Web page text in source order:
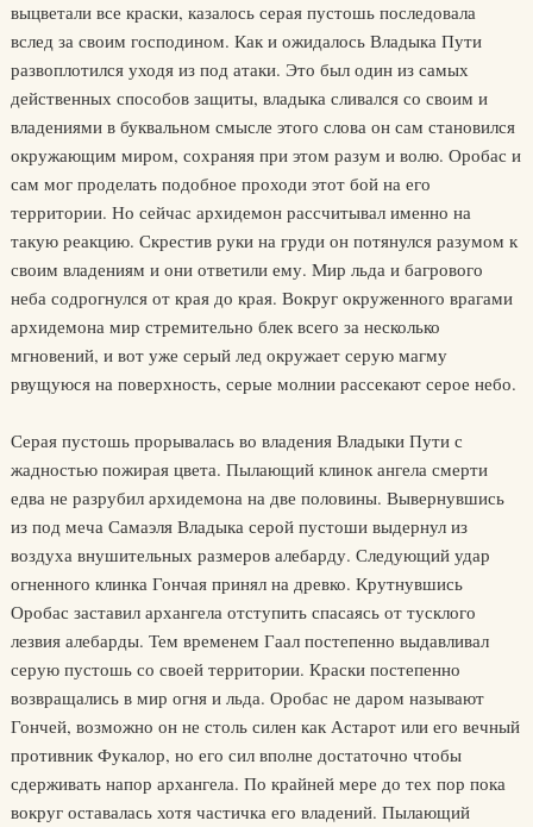
выцветали все краски, казалось серая пустошь последовала
вслед за своим господином. Как и ожидалось Владыка Пути
развоплотился уходя из под атаки. Это был один из самых
действенных способов защиты, владыка сливался со своим и
владениями в буквальном смысле этого слова он сам становился
окружающим миром, сохраняя при этом разум и волю. Оробас и
сам мог проделать подобное проходи этот бой на его
территории. Но сейчас архидемон рассчитывал именно на
такую реакцию. Скрестив руки на груди он потянулся разумом к
своим владениям и они ответили ему. Мир льда и багрового
неба содрогнулся от края до края. Вокруг окруженного врагами
архидемона мир стремительно блек всего за несколько
мгновений, и вот уже серый лед окружает серую магму
рвущуюся на поверхность, серые молнии рассекают серое небо.
Серая пустошь прорывалась во владения Владыки Пути с
жадностью пожирая цвета. Пылающий клинок ангела смерти
едва не разрубил архидемона на две половины. Вывернувшись
из под меча Самаэля Владыка серой пустоши выдернул из
воздуха внушительных размеров алебарду. Следующий удар
огненного клинка Гончая принял на древко. Крутнувшись
Оробас заставил архангела отступить спасаясь от тусклого
лезвия алебарды. Тем временем Гаал постепенно выдавливал
серую пустошь со своей территории. Краски постепенно
возвращались в мир огня и льда. Оробас не даром называют
Гончей, возможно он не столь силен как Астарот или его вечный
противник Фукалор, но его сил вполне достаточно чтобы
сдерживать напор архангела. По крайней мере до тех пор пока
вокруг оставалась хотя частичка его владений. Пылающий